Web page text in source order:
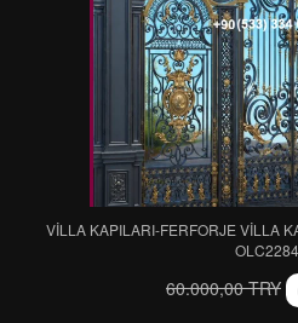
VİLLA KAPILARI-FERFORJE VİLLA
60.000,00 TRY